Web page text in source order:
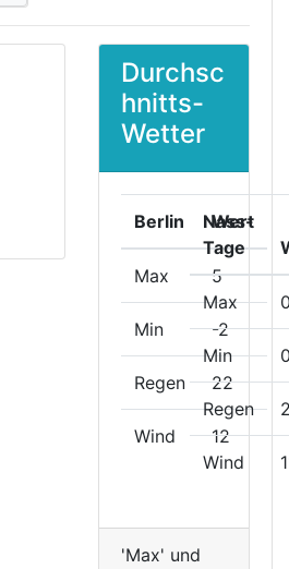
Durchsc
hnitts-
Wetter
Berlin Wert
Max 5
Min -2
Regen 22
Wind 12
Nass-
Tage
Max
Min
Regen
Wind
'Max' und